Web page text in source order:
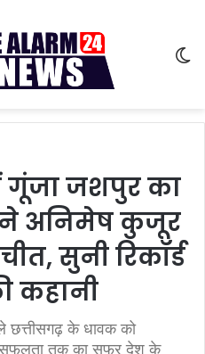
गूंजा जशपुर का
ने अनिमेष कुजूर
सुनी रिकॉर्ड
कहानी
छत्तीसगढ़ के धावक को
सफलता तक का सफर देश के